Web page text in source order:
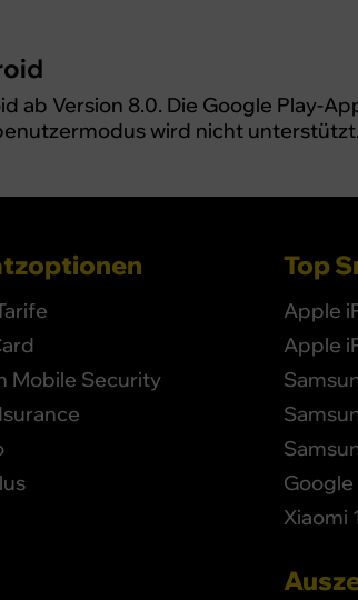
ab Version 8.0. Die Google Play-
wird nicht unterstützt.
Mobile Security
Top
Apple
Apple
Google
Xiaomi